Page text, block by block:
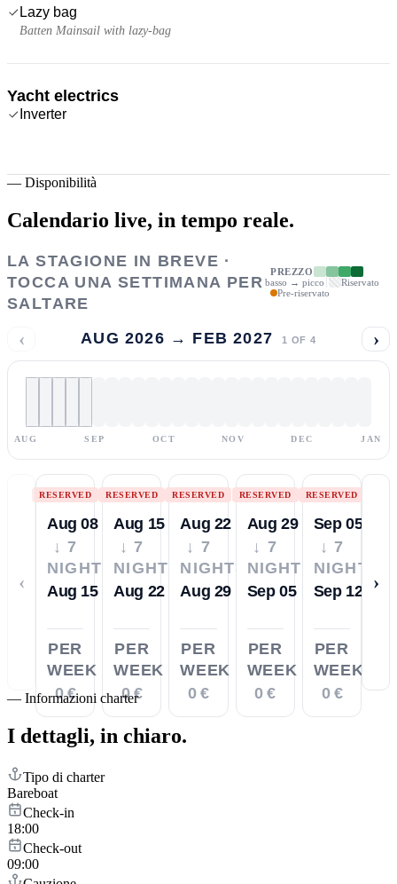
Lazy bag
Batten Mainsail with lazy-bag
Yacht electrics
Inverter
— Disponibilità
Calendario live, in tempo reale.
LA STAGIONE IN BREVE ·
TOCCA UNA SETTIMANA PER
SALTARE
PREZZO
basso → picco
Riservato
Pre-riservato
‹ AUG 2026 → FEB 2027 1 OF 4 ›
AUG SEP OCT NOV DEC JAN
‹
RESERVED
Aug 08
↓ 7
NIGHTS
Aug 15
PER
WEEK
0 €
RESERVED
Aug 15
↓ 7
NIGHTS
Aug 22
PER
WEEK
0 €
RESERVED
Aug 22
↓ 7
NIGHTS
Aug 29
PER
WEEK
0 €
RESERVED
Aug 29
↓ 7
NIGHTS
Sep 05
PER
WEEK
0 €
RESERVED
Sep 05
↓ 7
NIGHTS
Sep 12
PER
WEEK
0 €
›
— Informazioni charter
I dettagli, in chiaro.
Tipo di charter
Bareboat
Check-in
18:00
Check-out
09:00